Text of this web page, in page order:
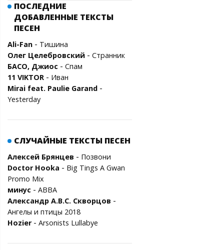
ПОСЛЕДНИЕ
ДОБАВЛЕННЫЕ ТЕКСТЫ
ПЕСЕН
Ali-Fan - Тишина
Олег Целебровский - Странник
БАСО, Джиос - Спам
11 VIKTOR - Иван
Mirai feat. Paulie Garand -
Yesterday
СЛУЧАЙНЫЕ ТЕКСТЫ ПЕСЕН
Алексей Брянцев - Позвони
Doctor Hooka - Big Tings A Gwan
Promo Mix
минус - ABBA
Александр А.В.С. Скворцов -
Ангелы и птицы 2018
Hozier- Arsonists Lullabye